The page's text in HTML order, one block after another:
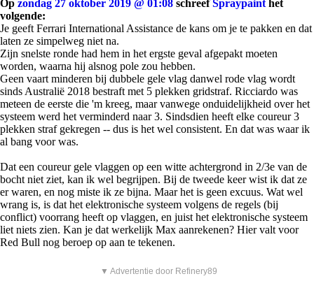
Op zondag 27 oktober 2019 @ 01:08 schreefSpraypaint het
volgende:
Je geeft Ferrari International Assistance de kans om je te pakken en dat
laten ze simpelweg niet na.
Zijn snelste ronde had hem in het ergste geval afgepakt moeten
worden, waarna hij alsnog pole zou hebben.
Geen vaart minderen bij dubbele gele vlag danwel rode vlag wordt
sinds Australië 2018 bestraft met 5 plekken gridstraf. Ricciardo was
meteen de eerste die 'm kreeg, maar vanwege onduidelijkheid over het
systeem werd het verminderd naar 3. Sindsdien heeft elke coureur 3
plekken straf gekregen -- dus is het wel consistent. En dat was waar ik
al bang voor was.
Dat een coureur gele vlaggen op een witte achtergrond in 2/3e van de
bocht niet ziet, kan ik wel begrijpen. Bij de tweede keer wist ik dat ze
er waren, en nog miste ik ze bijna. Maar het is geen excuus. Wat wel
wrang is, is dat het elektronische systeem volgens de regels (bij
conflict) voorrang heeft op vlaggen, en juist het elektronische systeem
liet niets zien. Kan je dat werkelijk Max aanrekenen? Hier valt voor
Red Bull nog beroep op aan te tekenen.
▼ Advertentie door Refinery89